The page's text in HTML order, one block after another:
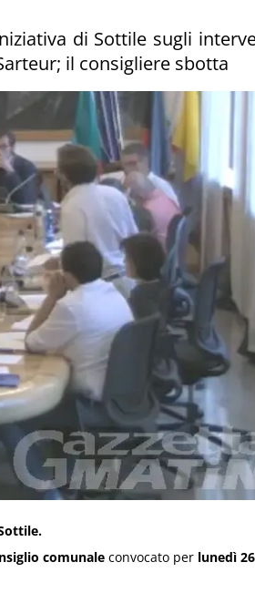
di Sottile sugli
il consigliere sbotta
comunale convocato per lunedì 26